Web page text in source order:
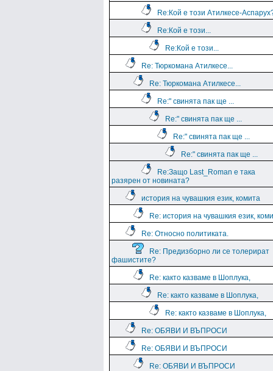
Re:Кой е този Атилкесе-
Re:Кой е този...
Re:Кой е този...
Re: Тюркомана Атилкесе...
Re: Тюркомана Атилкесе...
Re:" свинята пак ще ...
Re:" свинята пак ще ...
Re:" свинята пак ще ...
Re:" свинята пак ще ...
Re:Защо Last_Roman e така
разярен от новината?
история на чувашкия език, комита
Re: история на чувашкия език,
Re: Относно политиката.
Re: Предизборно ли се толерират
фашистите?
Re: както казваме в Шоплука,
Re: както казваме в Шоплука,
Re: както казваме в Шоплука,
Re: ОБЯВИ И ВЪПРОСИ
Re: ОБЯВИ И ВЪПРОСИ
Re: ОБЯВИ И ВЪПРОСИ